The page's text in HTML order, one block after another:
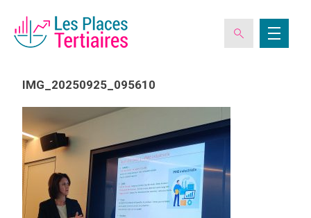
ESPACE ADHÉRENT
L’ASSOCIATION
LES CLUBS DES PLACES TERTIAIRES
IMG_20250925_095610